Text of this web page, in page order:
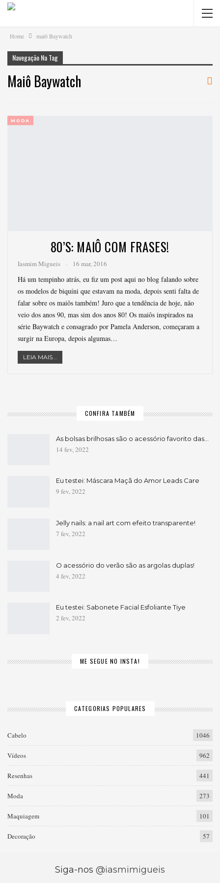
Home maiô Baywatch
Navegação Na Tag
Maiô Baywatch
MODA
80’S: MAIÔ COM FRASES!
Iasmim Migueis 16 mar, 2016
Há um tempinho atrás, eu fiz um post aqui no blog falando sobre
os modelos de biquíni que estavam na moda, depois senti falta de
falar sobre os maiôs também! Juro que a tendência de hoje, não
veio dos anos 90, mas sim dos anos 80! Os maiôs inspirados na
série Baywatch e consagrado por Pamela Anderson, começaram a
surgir na Europa, depois algumas…
LEIA MAIS...
CONFIRA TAMBÉM
As bolsas brilhosas são o acessório favorito das…
14 fev, 2022
Eu testei: Máscara Maçã do Amor Leads Care
9 fev, 2022
Jelly nails: a nail art com efeito transparente!
7 fev, 2022
O acessório do verão são as argolas duplas!
4 fev, 2022
Eu testei: Sabonete Facial Esfoliante Tiye
2 fev, 2022
ME SEGUE NO INSTA!
CATEGORIAS POPULARES
Cabelo 1046
Vídeos 962
Resenhas 441
Moda 273
Maquiagem 101
Decoração 57
Siga-nos @iasmimigueis